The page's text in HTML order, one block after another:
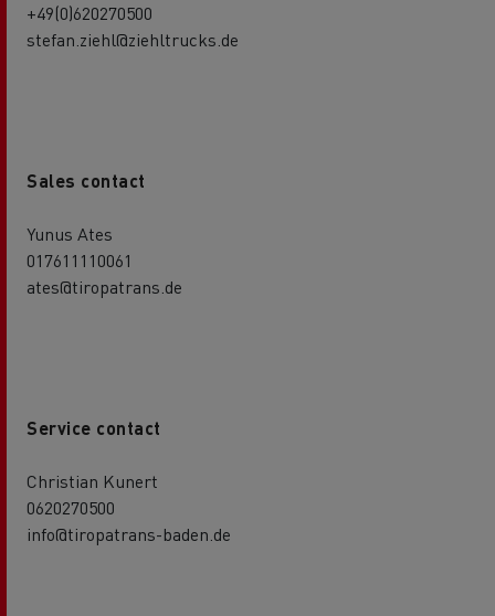
+49(0)620270500
stefan.ziehl@ziehltrucks.de
Sales contact
Yunus Ates
017611110061
ates@tiropatrans.de
Service contact
Christian Kunert
0620270500
info@tiropatrans-baden.de